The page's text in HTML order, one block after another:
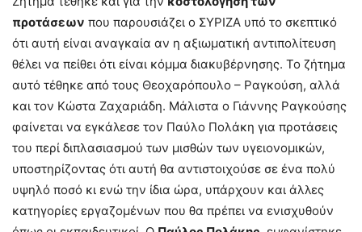
προτάσεων που παρουσιάζει ο ΣΥΡΙΖΑ υπό το σκεπτικό
ότι αυτή είναι αναγκαία αν η αξιωματική αντιπολίτευση
θέλει να πείθει ότι είναι κόμμα διακυβέρνησης. Το ζήτημα
αυτό τέθηκε από τους Θεοχαρόπουλο – Ραγκούση, αλλά
και τον Κώστα Ζαχαριάδη. Μάλιστα ο Γιάννης Ραγκούσης
φαίνεται να εγκάλεσε τον Παύλο Πολάκη για προτάσεις
του περί διπλασιασμού των μισθών των υγειονομικών,
υποστηρίζοντας ότι αυτή θα αντιστοιχούσε σε ένα πολύ
υψηλό ποσό κι ενώ την ίδια ώρα, υπάρχουν και άλλες
κατηγορίες εργαζομένων που θα πρέπει να ενισχυθούν